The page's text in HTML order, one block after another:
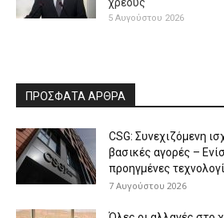
5 Αυγούστου 2026
ΠΡΟΣΦΑΤΑ ΑΡΘΡΑ
CSG: Συνεχιζόμενη
βασικές αγορές –
προηγμένες
7 Αυγούστου 2026